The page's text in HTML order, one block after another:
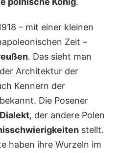
– mit einer kleinen
Zeit –
. Das sieht man
Architektur der
Kennern der
Die Posener
Dialekt, der andere Polen
stellt.
haben ihre Wurzeln im